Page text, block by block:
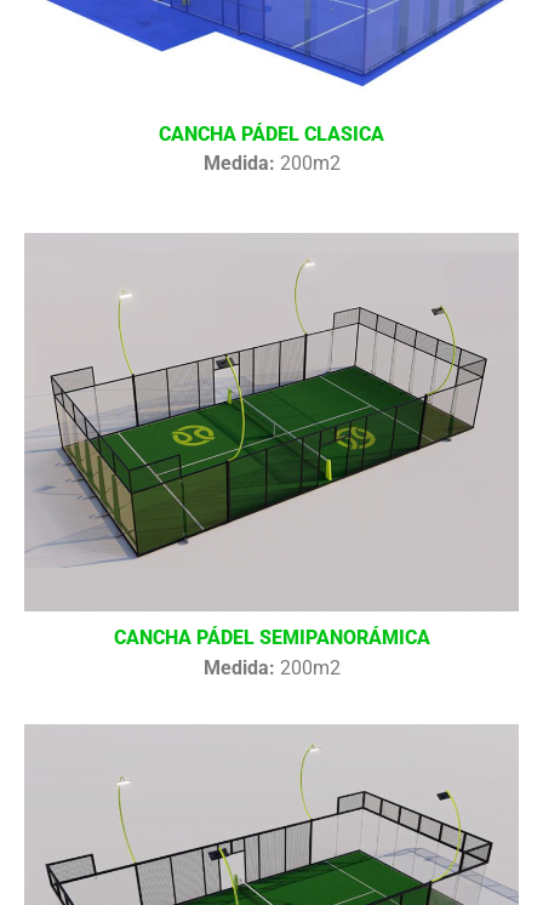
CANCHA PÁDEL CLASICA
Medida: 200m2
CANCHA PÁDEL SEMIPANORÁMICA
Medida: 200m2